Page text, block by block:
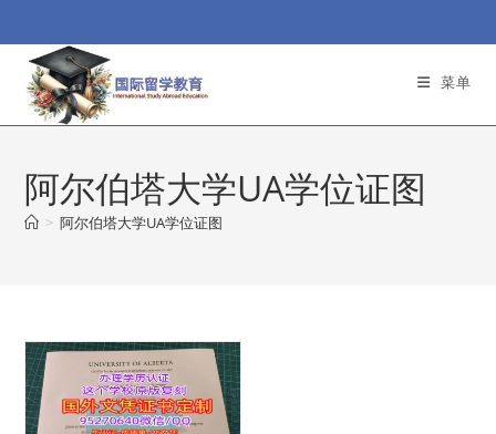
to
content
菜单
阿尔伯塔大学UA学位证图
> 阿尔伯塔大学UA学位证图